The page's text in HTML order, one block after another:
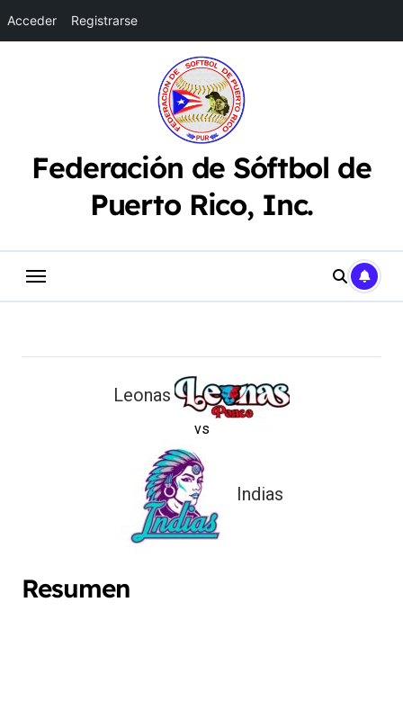
Acceder Registrarse
Federación de Sóftbol de
Puerto Rico, Inc.
Leonas
vs
Indias
Resumen